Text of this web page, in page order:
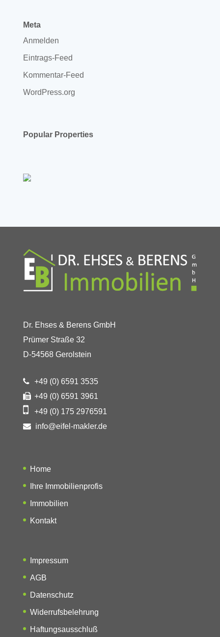
Meta
Anmelden
Eintrags-Feed
Kommentar-Feed
WordPress.org
Popular Properties
Dr. Ehses & Berens GmbH
Prümer Straße 32
D-54568 Gerolstein
+49 (0) 6591 3535
+49 (0) 6591 3961
+49 (0) 175 2976591
info@eifel-makler.de
Home
Ihre Immobilienprofis
Immobilien
Kontakt
Impressum
AGB
Datenschutz
Widerrufsbelehrung
Haftungsausschluß